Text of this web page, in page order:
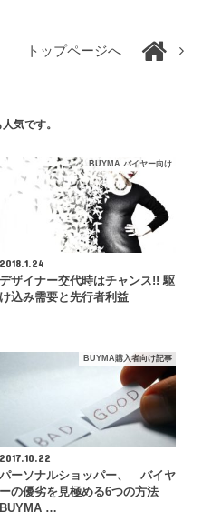
トップページへ
気です。
BUYMA バイヤー向け
2018.1.24
デザイナー交代時はチャンス!! 駆
け込み需要と先行者利益
BUYMA購入者向け記事
2017.10.22
パーソナルショッパー、 バイヤ
ーの優劣を見極める6つの方法
BUYMA …